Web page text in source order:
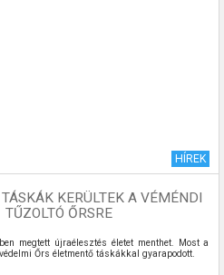
HÍREK
KERÜLTEK A VÉMÉNDI
TŰZOLTÓ ŐRSRE
megtett újraélesztés életet menthet. Most a
Őrs életmentő táskákkal gyarapodott.